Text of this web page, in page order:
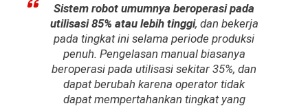
Sistem robot umumnya beroperasi pada
utilisasi 85% atau lebih tinggi, dan bekerja
pada tingkat ini selama periode produksi
penuh. Pengelasan manual biasanya
beroperasi pada utilisasi sekitar 35%, dan
dapat berubah karena operator tidak
dapat mempertahankan tingkat yang